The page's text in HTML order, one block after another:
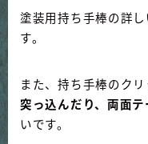
塗装用持ち手棒の詳し
す。
また、持ち手棒のク
突っ込んだり、両面
いです。